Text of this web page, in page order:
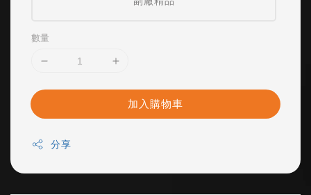
數量
加入購物車
分享